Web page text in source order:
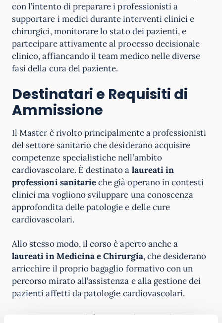
con l’intento di preparare i professionisti a
supportare i medici durante interventi clinici e
chirurgici, monitorare lo stato dei pazienti, e
partecipare attivamente al processo decisionale
clinico, affiancando il team medico nelle diverse
fasi della cura del paziente.
Destinatari e Requisiti di
Ammissione
Il Master è rivolto principalmente a professionisti
del settore sanitario che desiderano acquisire
competenze specialistiche nell’ambito
cardiovascolare. È destinato a laureati in
professioni sanitarieche già operano in contesti
clinici ma vogliono sviluppare una conoscenza
approfondita delle patologie e delle cure
cardiovascolari.
Allo stesso modo, il corso è aperto anche a
laureati in Medicina e Chirurgia, che desiderano
arricchire il proprio bagaglio formativo con un
percorso mirato all’assistenza e alla gestione dei
pazienti affetti da patologie cardiovascolari.
Per essere ammessi, è necessario essere in